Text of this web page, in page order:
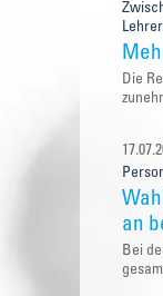
Die
an
Bei